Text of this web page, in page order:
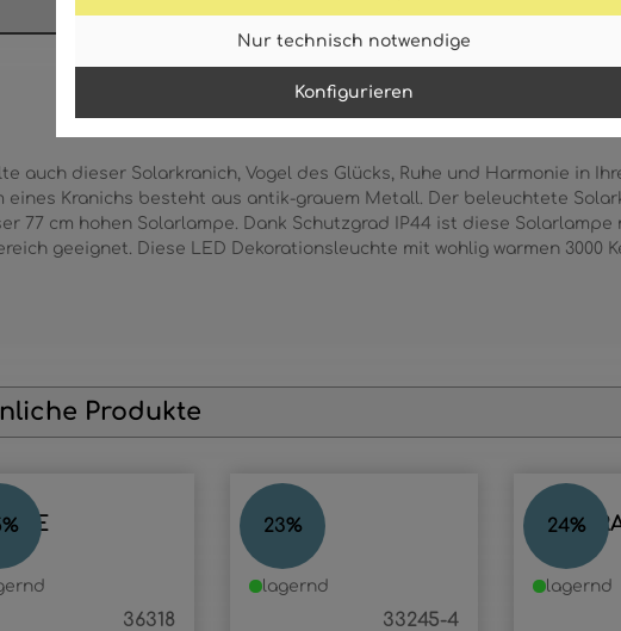
Nur technisch notwendige
Konfigurieren
Merkmale Technische Daten
auch dieser Solarkranich, Vogel des Glücks, Ruhe und Harmonie in
eines Kranichs besteht aus antik-grauem Metall. Der beleuchtete
77 cm hohen Solarlampe. Dank Schutzgrad IP44 ist diese
geeignet. Diese LED Dekorationsleuchte mit wohlig warmen 3000
Produkte
%
36318
23%
LIORA
33245-4
lagernd
24%
lagernd